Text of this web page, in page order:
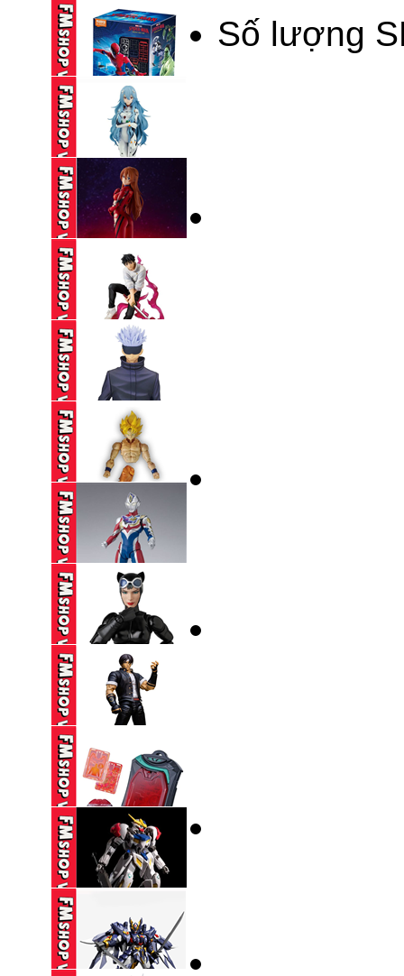
235,000 VND
BLOKEES LEGEND
KAMEN RIDER ...
690,000 VND
BLINDBOX BLOKEES
SPIDERMAN ...
195,000 VND
(NOBOX) POP UP
PARADE ...
590,000 VND
(NOBOX) SEGA SPM
EVANGELION ...
250,000 VND
(2ND) ICHIBAN KUJI
JUJUTSU ...
650,000 VND
(2ND) BANPRESTO
JUJUTSU KAISEN ...
390,000 VND
(THIẾU HÔNG+CHÂN,
THIẾU CHỐT ...
250,000 VND
(2ND,TRẦY) SHF
ULTRAMAN DECKER
...
(2ND) MAFEX 123
CATWOMAN HUSH ...
1,650,000 VND
(CÓ TT) STORM
COLLECTIBLES TKOF
...
650,000 VND
DX ZEZTZ LICENSE
350,000 VND
(NOBOX-THIẾU PART-
SƠN LẠI) HG ...
Số lượng